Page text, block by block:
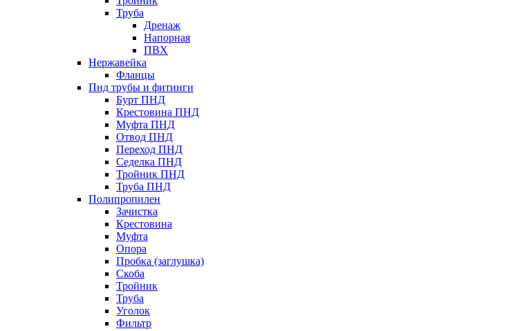
Труба
Дренаж
Напорная
ПВХ
Нержавейка
Фланцы
Пнд трубы и фитинги
Бурт ПНД
Крестовина ПНД
Муфта ПНД
Отвод ПНД
Переход ПНД
Седелка ПНД
Тройник ПНД
Труба ПНД
Полипропилен
Зачистка
Крестовина
Муфта
Опора
Пробка (заглушка)
Скоба
Тройник
Труба
Уголок
Фильтр